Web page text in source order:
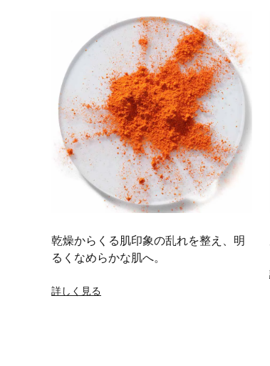
乾燥からくる肌印象の乱れを整え、明
るくなめらかな肌へ。
詳しく見る